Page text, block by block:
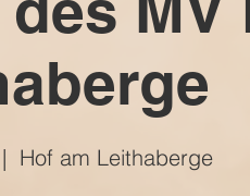
Hof am Leithaberge